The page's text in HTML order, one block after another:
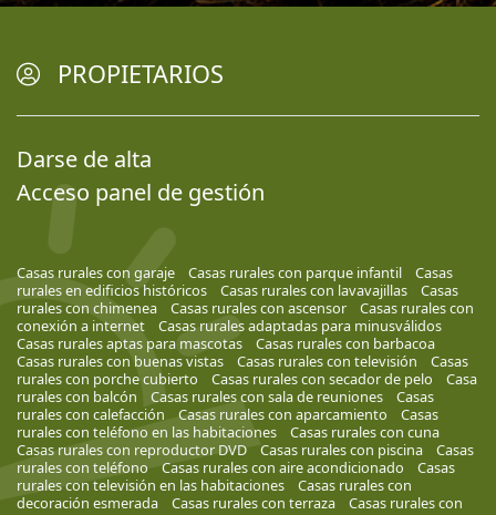
PROPIETARIOS
Darse de alta
Acceso panel de gestión
Casas rurales con garaje Casas rurales con parque infantil
Casas
rurales en edificios históricos
Casas rurales con lavavajillas
Casas
rurales con chimenea
Casas rurales con ascensor
Casas rurales con
conexión a internet
Casas rurales adaptadas para minusválidos
Casas rurales aptas para mascotas
Casas rurales con barbacoa
Casas rurales con buenas vistas
Casas rurales con televisión
Casas
rurales con porche cubierto
Casas rurales con secador de pelo
Casa
rurales con balcón
Casas rurales con sala de reuniones
Casas
rurales con calefacción
Casas rurales con aparcamiento
Casas
rurales con teléfono en las habitaciones
Casas rurales con cuna
Casas rurales con reproductor DVD
Casas rurales con piscina
Casas
rurales con teléfono
Casas rurales con aire acondicionado
Casas
rurales con televisión en las habitaciones
Casas rurales con
decoración esmerada
Casas rurales con terraza
Casas rurales con